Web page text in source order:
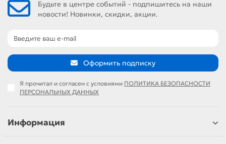
Будьте в центре событий - подпишитесь на наши
новости! Новинки, скидки, акции.
Оформить подписку
Я прочитал и согласен с условиями ПОЛИТИКА БЕЗОПАСНОСТИ
ПЕРСОНАЛЬНЫХ ДАННЫХ
Информация